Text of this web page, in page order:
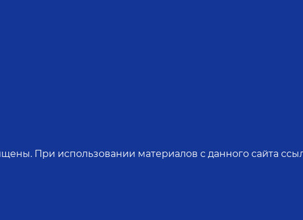
При использовании материалов с данного сайта